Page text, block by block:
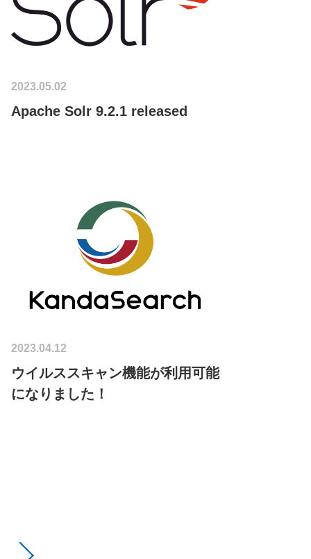
2023.05.02
Apache Solr 9.2.1 released
2023.04.12
ウイルススキャン機能が利用可能
になりました！